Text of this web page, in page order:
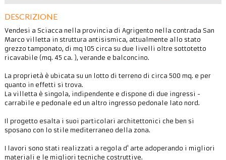
DESCRIZIONE
Vendesi a Sciacca nella provincia di Agrigento nella contrada San
Marco villetta in struttura antisismica, attualmente allo stato
grezzo tamponato, di mq 105 circa su due livelli oltre sottotetto
ricavabile (mq. 45 ca. ), verande e balconcino.
La proprietà è ubicata su un lotto di terreno di circa 500 mq. e per
quanto in effetti si trova.
La villetta è singola, indipendente e dispone di due ingressi -
carrabile e pedonale ed un altro ingresso pedonale lato nord.
Il progetto esalta i suoi particolari architettonici che ben si
sposano con lo stile mediterraneo della zona.
I lavori sono stati realizzati a regola d' arte adoperando i migliori
materiali e le migliori tecniche costruttive.